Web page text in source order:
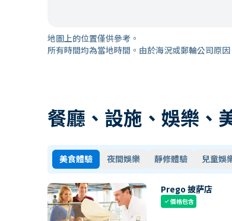
地圖上的位置僅供參考。
所有時間均為當地時間。由於海況或郵輪公司原
餐廳、設施、娛樂、
美食體驗 夜間娛樂 靜修體驗 兒童娛
Prego 披萨店
check價格包含